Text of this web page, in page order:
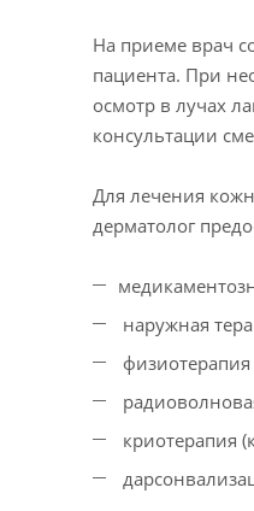
На приеме врач
пациента. При
осмотр в лучах
консультации
Для лечения
дерматолог
наружная
физиотерапия
криотерапия